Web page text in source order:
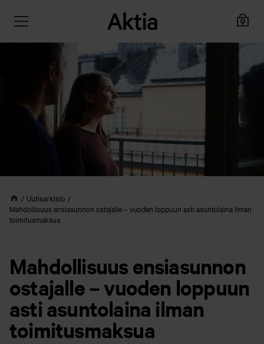
Uutisarkisto
Mahdollisuus ensiasunnon ostajalle – vuoden loppuun asti asuntolaina ilman
toimitusmaksua
Mahdollisuus ensiasunnon
ostajalle – vuoden loppuun
asti asuntolaina ilman
toimitusmaksua